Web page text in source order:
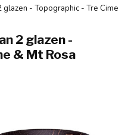
- Topographic - Tre Cime
2 glazen -
& Mt Rosa